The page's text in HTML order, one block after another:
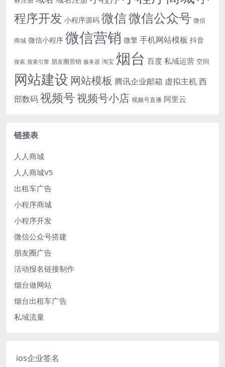
程序开发 小程序源码 微信微信公众号 微信
商城 微信小程序 微信营销 微擎 手机网站模板 抖音
搜索 搜索引擎 朋友圈营销 服务器 淘宝 烟台 百度 私域运营 空间
网站建设 网站模板 腾讯企业邮箱 虚拟主机西
部数码视频号视频号小店 视频号直播 阿里云
链接表
人人商城
人人商城V5
出租车广告
小程序商城
小程序开发
微信公众号搭建
朋友圈广告
活动报名链接制作
烟台做网站
烟台出租车广告
私域流量
ios企业签名